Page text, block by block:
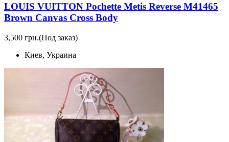
LOUIS VUITTON Pochette Metis Reverse M41465
Brown Canvas Cross Body
3,500 грн.(Под заказ)
Киев, Украина